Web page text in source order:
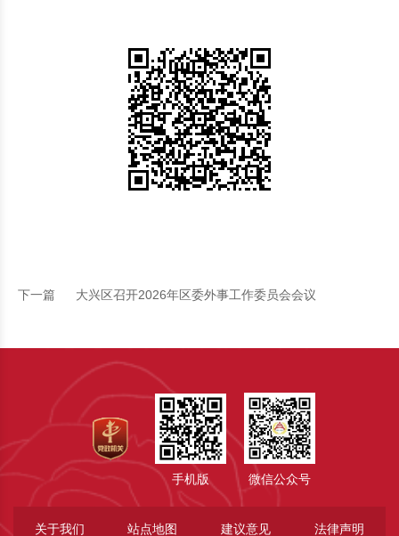
下一篇 大兴区召开2026年区委外事工作委员会会议
手机版 微信公众号
关于我们 站点地图 建议意见 法律声明